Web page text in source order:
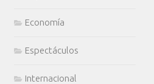
Economía
Espectáculos
Internacional